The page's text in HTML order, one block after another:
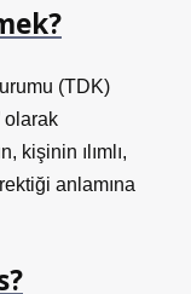
(TDK)
olarak
kişinin ılımlı,
anlamına